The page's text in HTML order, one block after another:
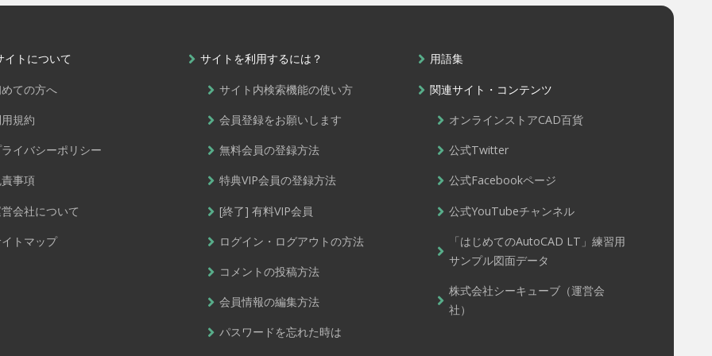
イトについて
ての方へ
規約
イバシーポリシー
事項
会社について
トマップ
サイトを利用するには？
サイト内検索機能の使い方
会員登録をお願いします
無料会員の登録方法
特典VIP会員の登録方法
[終了] 有料VIP会員
ログイン・ログアウトの方法
コメントの投稿方法
会員情報の編集方法
パスワードを忘れた時は
用語集
関連サイト・コンテンツ
オンラインストアCAD百貨
公式Twitter
公式Facebookページ
公式YouTubeチャンネル
「はじめてのAutoCAD LT」練習用
サンプル図面データ
株式会社シーキューブ（運営会
社）